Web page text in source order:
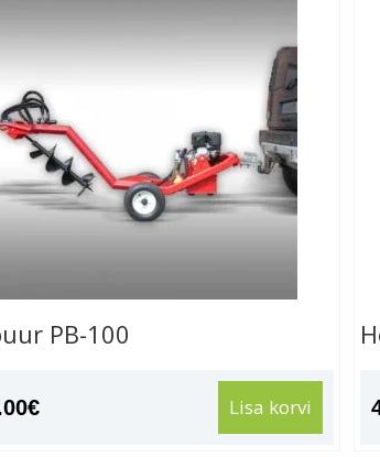
PB-100
€ Lisa korvi